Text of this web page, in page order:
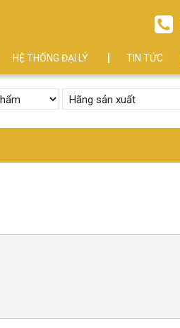
HỆ THỐNG ĐẠI LÝ TIN TỨC